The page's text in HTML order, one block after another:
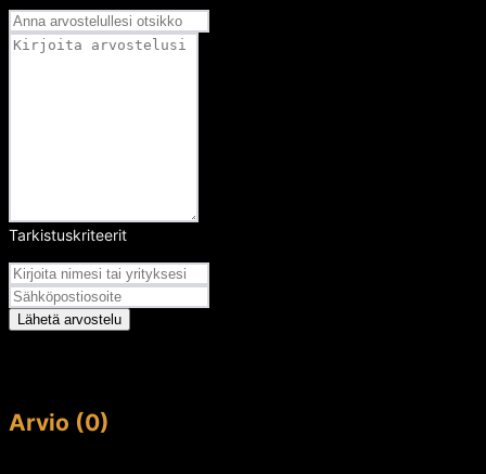
Tarkistuskriteerit
Lähetä arvostelu
Arvio (0)